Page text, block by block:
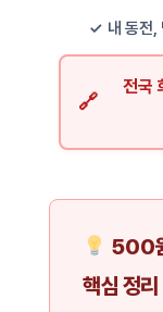
✓ 내 동전,
전국
500
핵심 정리